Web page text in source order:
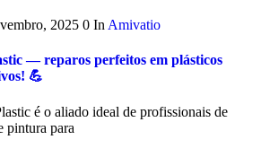
2025 0 In Amivatio
— reparos perfeitos em plásticos
💪
é o aliado ideal de profissionais de
pintura para